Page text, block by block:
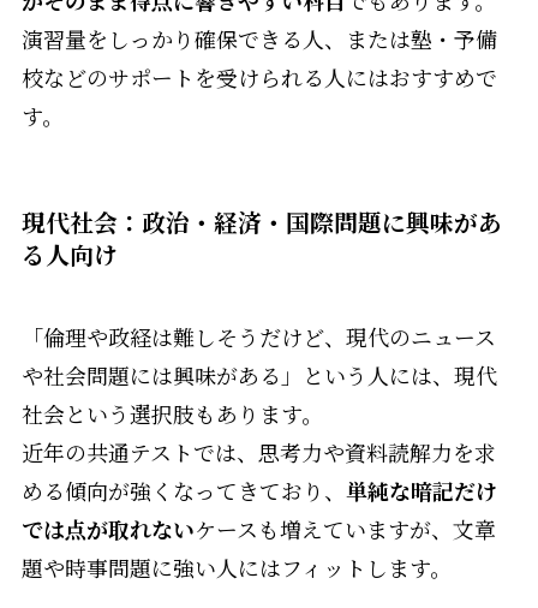
演習量をしっかり確保できる人、または塾・予備
校などのサポートを受けられる人にはおすすめで
す。
現代社会：政治・経済・国際問題に興味があ
る人向け
「倫理や政経は難しそうだけど、現代のニュース
や社会問題には興味がある」という人には、現代
社会という選択肢もあります。
近年の共通テストでは、思考力や資料読解力を求
める傾向が強くなってきており、 単純な暗記だけ
では点が取れないケースも増えていますが、文章
題や時事問題に強い人にはフィットします。